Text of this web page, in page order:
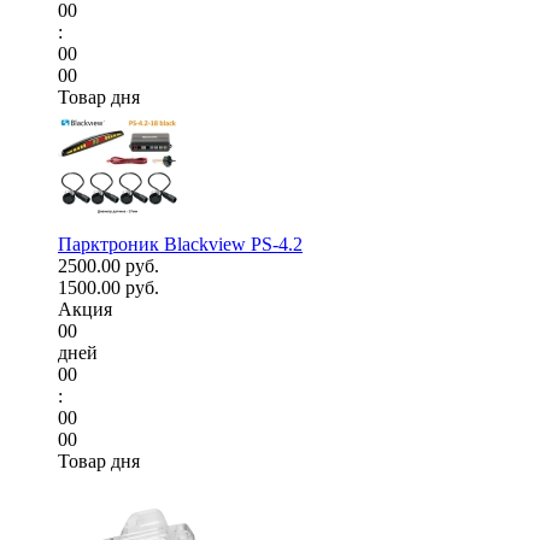
00
:
00
00
Товар дня
Парктроник Blackview PS-4.2
2500.00 руб.
1500.00 руб.
Акция
00
дней
00
:
00
00
Товар дня